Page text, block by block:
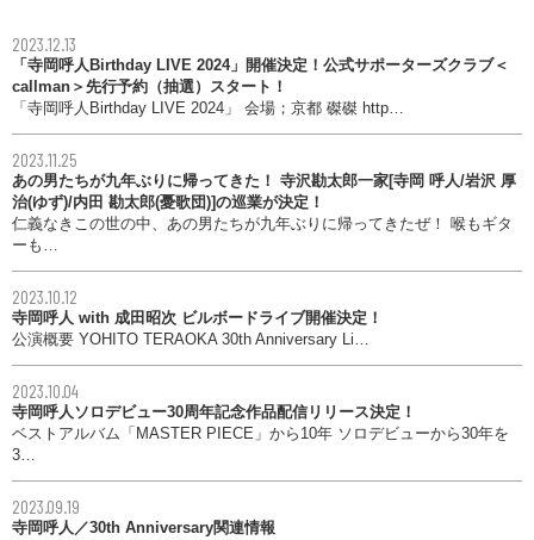
2023.12.13
「寺岡呼人Birthday LIVE 2024」開催決定！公式サポーターズクラブ＜
callman＞先行予約（抽選）スタート！
「寺岡呼人Birthday LIVE 2024」 会場；京都 磔磔 http…
2023.11.25
あの男たちが九年ぶりに帰ってきた！ 寺沢勘太郎一家[寺岡 呼人/岩沢 厚
治(ゆず)/内田 勘太郎(憂歌団)]の巡業が決定！
仁義なきこの世の中、あの男たちが九年ぶりに帰ってきたぜ！ 喉もギタ
ーも…
2023.10.12
寺岡呼人 with 成田昭次 ビルボードライブ開催決定！
公演概要 YOHITO TERAOKA 30th Anniversary Li…
2023.10.04
寺岡呼人ソロデビュー30周年記念作品配信リリース決定！
ベストアルバム「MASTER PIECE」から10年 ソロデビューから30年を
3…
2023.09.19
寺岡呼人／30th Anniversary関連情報